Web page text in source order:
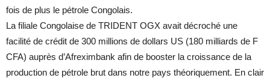
fois de plus le pétrole Congolais.
La filiale Congolaise de TRIDENT OGX avait décroché une
facilité de crédit de 300 millions de dollars US (180 milliards de F
CFA) auprès d’Afreximbank afin de booster la croissance de la
production de pétrole brut dans notre pays théoriquement. En clair